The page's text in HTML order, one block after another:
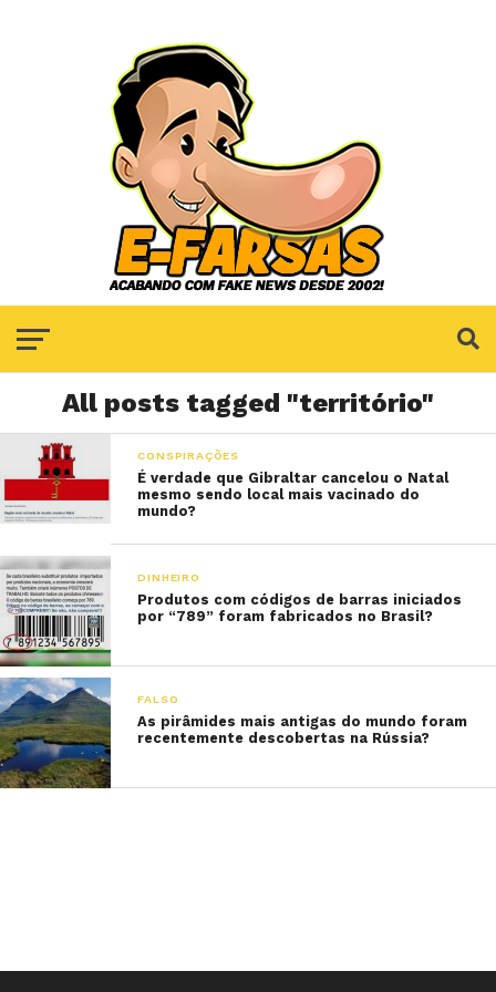
All posts tagged "território"
CONSPIRAÇÕES
É verdade que Gibraltar cancelou o Natal
mesmo sendo local mais vacinado do
mundo?
DINHEIRO
Produtos com códigos de barras iniciados
por “789” foram fabricados no Brasil?
FALSO
As pirâmides mais antigas do mundo foram
recentemente descobertas na Rússia?